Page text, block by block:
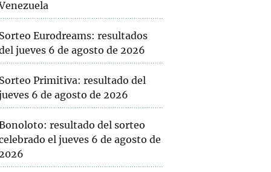
Eurodreams: resultados
jueves 6 de agosto de 2026
Primitiva: resultado del
6 de agosto de 2026
resultado del sorteo
el jueves 6 de agosto de